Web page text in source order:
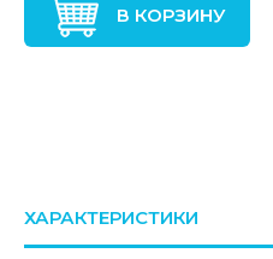
В КОРЗИНУ
ХАРАКТЕРИСТИКИ